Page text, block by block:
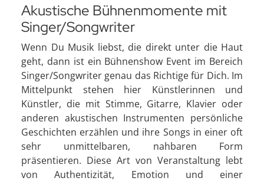
Akustische Bühnenmomente mit
Singer/Songwriter
Wenn Du Musik liebst, die direkt unter die Haut
geht, dann ist ein Bühnenshow Event im Bereich
Singer/Songwriter genau das Richtige für Dich. Im
Mittelpunkt stehen hier Künstlerinnen und
Künstler, die mit Stimme, Gitarre, Klavier oder
anderen akustischen Instrumenten persönliche
Geschichten erzählen und ihre Songs in einer oft
sehr unmittelbaren, nahbaren Form
präsentieren. Diese Art von Veranstaltung lebt
von Authentizität, Emotion und einer